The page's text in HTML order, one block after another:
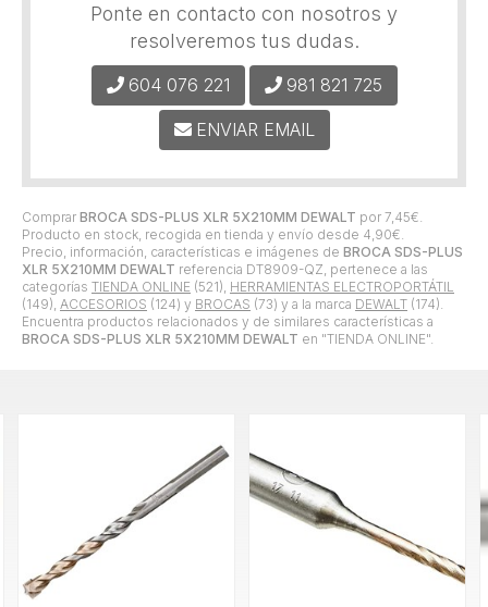
Comprar BROCA SDS-PLUS XLR 5X210MM DEWALT por 7,45€
Producto en stock, recogida en tienda y envío desde 4,90€
Precio, información, características e imágenes de BROCA SDS-PLUS
XLR 5X210MM DEWALT referencia DT8909-QZ, pertenece a las
categorías TIENDA ONLINE (521), HERRAMIENTAS ELECTROPORTÁTIL
(149), ACCESORIOS (124) y BROCAS (73) y a la marca DEWALT (174).
Encuentra productos relacionados y de similares características a
BROCA SDS-PLUS XLR 5X210MM DEWALT en "TIENDA ONLINE".
Ponte en contacto con nosotros y
resolveremos tus dudas.
604 076 221 981 821 725
ENVIAR EMAIL